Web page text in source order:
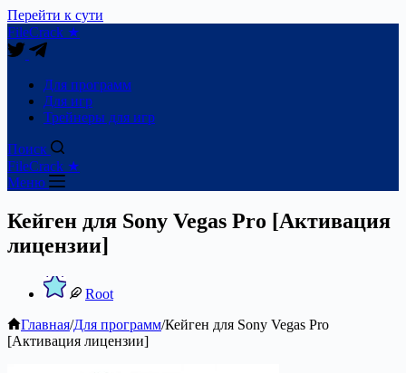
Перейти к сути
FileCrack ★
Для программ
Для игр
Трейнеры для игр
Поиск
FileCrack ★
Меню
Кейген для Sony Vegas Pro [Активация
лицензии]
Root
Главная/Для программ/Кейген для Sony Vegas Pro
[Активация лицензии]